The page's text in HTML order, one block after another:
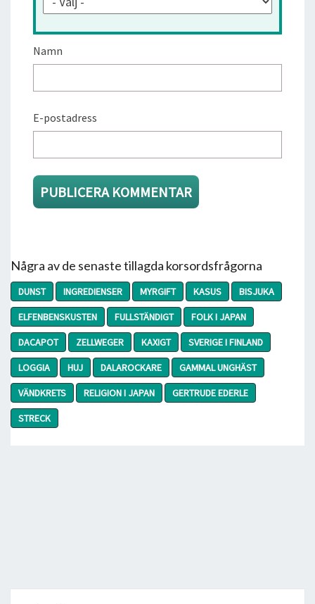
Namn
E-postadress
Några av de senaste tillagda korsordsfrågorna
DUNST INGREDIENSER MYRGIFT KASUS
BISJUKA
ELFENBENSKUSTEN
FULLSTÄNDIGT
FOLK I JAPAN
DACAPOT
ZELLWEGER KAXIGT
SVERIGE I FINLAND
LOGGIA
HUJ DALAROCKARE
GAMMAL UNGHÄST
VÄNDKRETS
RELIGION I JAPAN
GERTRUDE EDERLE
STRECK